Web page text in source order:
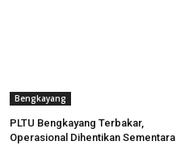
Bengkayang
PLTU Bengkayang Terbakar,
Operasional Dihentikan Sementara